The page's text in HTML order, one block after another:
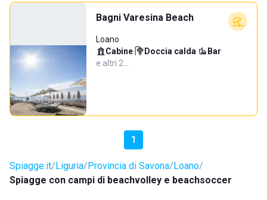
Bagni Varesina Beach
Loano
Cabine· Doccia calda· Bar·
e altri 2…
1
Spiagge.it Liguria Provincia di Savona Loano
Spiagge con campi di beachvolley e beachsoccer